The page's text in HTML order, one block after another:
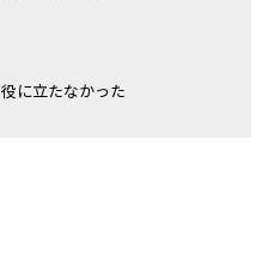
役に立たなかった